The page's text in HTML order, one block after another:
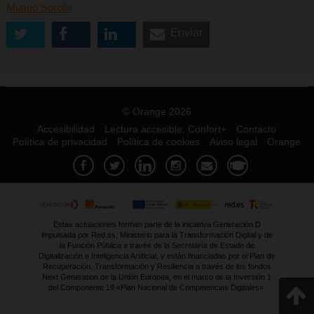
Museo Sorolla
© Orange 2026
Accesibilidad
Lectura accesible: Confort+
Contacto
Política de privacidad
Política de cookies Aviso legal Orange
Estas actuaciones forman parte de la iniciativa Generación D
impulsada por Red.es, Ministerio para la Transformación Digital y de
la Función Pública a través de la Secretaría de Estado de
Digitalización e Inteligencia Artificial, y están financiadas por el Plan de
Recuperación, Transformación y Resiliencia a través de los fondos
Next Generation de la Unión Europea, en el marco de la Inversión 1
del Componente 19 «Plan Nacional de Competencias Digitales».